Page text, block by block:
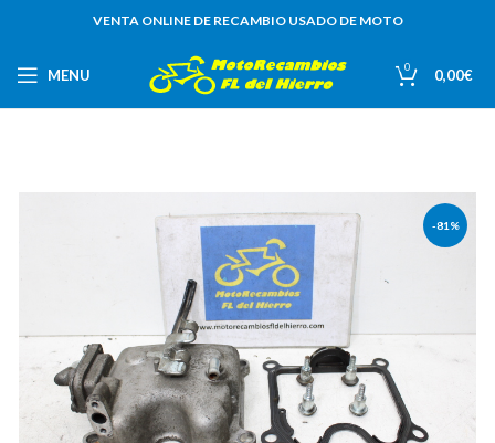
VENTA ONLINE DE RECAMBIO USADO DE MOTO
MENU 0 0,00€
-81%